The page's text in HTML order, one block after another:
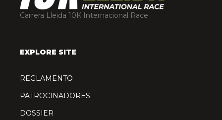
Carrera Lleida 10K Internacional Race
EXPLORE SITE
REGLAMENTO
PATROCINADORES
DOSSIER